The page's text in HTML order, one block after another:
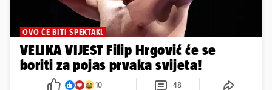
OVO ĆE BITI SPEKTAKL
VELIKA VIJEST Filip Hrgović će se
boriti za pojas prvaka svijeta!
10 48